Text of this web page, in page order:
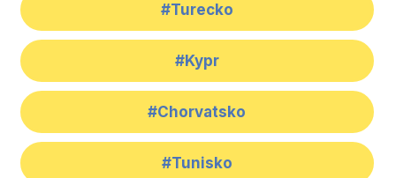
#Turecko
#Kypr
#Chorvatsko
#Tunisko